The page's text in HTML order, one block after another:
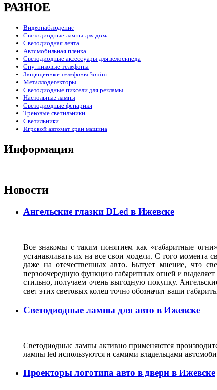
РАЗНОЕ
Видеонаблюдение
Светодиодные лампы для дома
Светодиодная лента
Автомобильная пленка
Светодиодные аксессуары для велосипеда
Спутниковые телефоны
Защищенные телефоны Sonim
Металлодетекторы
Светодиодные пиксели для рекламы
Настольные лампы
Светодиодные фонарики
Трековые светильники
Светильники
Игровой автомат кран машина
Информация
Новости
Ангельские глазки DLed в Ижевске
Все знакомы с таким понятием как «габаритные
устанавливать их на все свои модели. С того момента
даже на отечественных авто. Бытует мнение, что
первоочередную функцию габаритных огней и
стильно, получаем очень выгодную покупку.
свет этих световых колец точно обозначит ваши
Светодиодные лампы для авто в Ижевске
Светодиодные лампы активно применяются
лампы led используются и самими владельцами
Проекторы логотипа авто в двери в Ижевске